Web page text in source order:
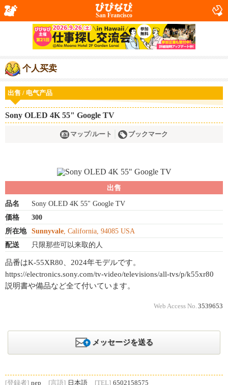
San Francisco
个人买卖
出售 / 电气产品
Sony OLED 4K 55" Google TV
マップ/ルート ブックマーク
出售
品名
Sony OLED 4K 55" Google TV
価格
300
所在地
Sunnyvale, California, 94085 USA
配送
只限那些可以来取的人
品番はK-55XR80、2024年モデルです。
https://electronics.sony.com/tv-video/televisions/all-tvs/p/k55xr80
説明書や備品など全て付いています。
Web Access No. 3539653
メッセージを送る
[登録者] nep [言語] 日本語 [TEL] 6502158575